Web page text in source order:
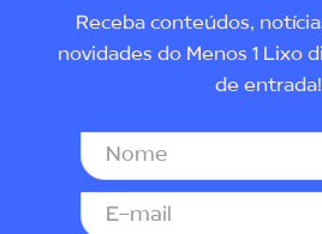
Receba conteúdos,
novidades do Menos 1 Lixo
de entrada!